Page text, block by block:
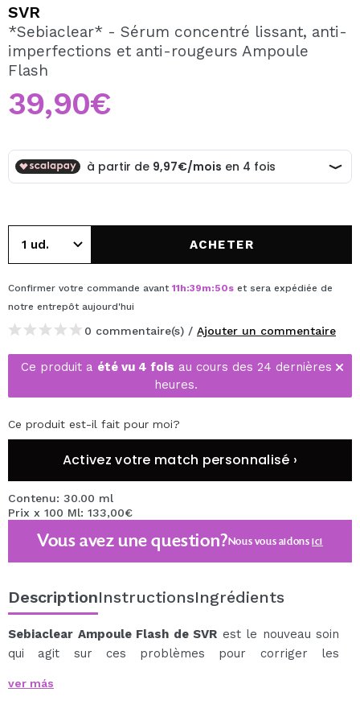
En créant un compte sur Maquibeauty.fr vous pourrez
effectuer vos achats rapidement, vérifier l'état de vos
commandes et consulter vos opérations précédentes.
SVR
*Sebiaclear* - Sérum concentré lissant, anti-
imperfections et anti-rougeurs Ampoule
Flash
39,90€
ACHETER
Confirmer votre commande avant 11h:39m:50s et sera expédiée de
notre entrepôt aujourd'hui
0 commentaire(s) / Ajouter un commentaire
Ce produit a été vu 4 fois au cours des 24 dernières
heures.
Ce produit est-il fait pour moi?
Activez votre match personnalisé ›
Contenu: 30.00 ml
Prix x 100 Ml: 133,00€
Vous avez une question?Nous vous aidonsici
DescriptionInstructionsIngrédients
Sebiaclear Ampoule Flash de SVR est le nouveau soin
qui agit sur ces problèmes pour corriger les
Nettoie la peau en profondeur et réduit visiblement les
ver más